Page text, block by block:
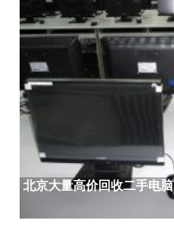
北京大量高价回收二手电脑